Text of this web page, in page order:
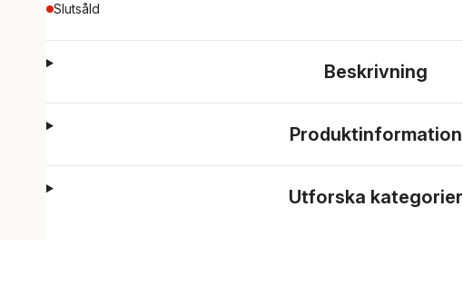
Slutsåld
Beskrivning
Produktinformation
Utforska kategorier